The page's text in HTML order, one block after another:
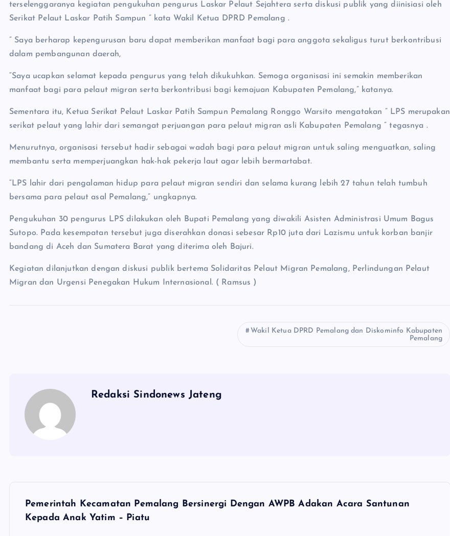
terselenggaranya kegiatan pengukuhan pengurus Laskar Pelaut Sejahtera serta diskusi publik yang diinisiasi oleh
Serikat Pelaut Laskar Patih Sampun ” kata Wakil Ketua DPRD Pemalang .
” Saya berharap kepengurusan baru dapat memberikan manfaat bagi para anggota sekaligus turut berkontribusi
dalam pembangunan daerah,
“Saya ucapkan selamat kepada pengurus yang telah dikukuhkan. Semoga organisasi ini semakin memberikan
manfaat bagi para pelaut migran serta berkontribusi bagi kemajuan Kabupaten Pemalang,” katanya.
Sementara itu, Ketua Serikat Pelaut Laskar Patih Sampun Pemalang Ronggo Warsito mengatakan ” LPS merupakan
serikat pelaut yang lahir dari semangat perjuangan para pelaut migran asli Kabupaten Pemalang ” tegasnya .
Menurutnya, organisasi tersebut hadir sebagai wadah bagi para pelaut migran untuk saling menguatkan, saling
membantu serta memperjuangkan hak-hak pekerja laut agar lebih bermartabat.
“LPS lahir dari pengalaman hidup para pelaut migran sendiri dan selama kurang lebih 27 tahun telah tumbuh
bersama para pelaut asal Pemalang,” ungkapnya.
Pengukuhan 30 pengurus LPS dilakukan oleh Bupati Pemalang yang diwakili Asisten Administrasi Umum Bagus
Sutopo. Pada kesempatan tersebut juga diserahkan donasi sebesar Rp10 juta dari Lazismu untuk korban banjir
bandang di Aceh dan Sumatera Barat yang diterima oleh Bajuri.
Kegiatan dilanjutkan dengan diskusi publik bertema Solidaritas Pelaut Migran Pemalang, Perlindungan Pelaut
Migran dan Urgensi Penegakan Hukum Internasional. ( Ramsus )
Wakil Ketua DPRD Pemalang dan Diskominfo Kabupaten
Pemalang
Redaksi Sindonews Jateng
NPemerintah Kecamatan Pemalang Bersinergi Dengan AWPB Adakan Acara Santunan
Kepada Anak Yatim – Piatu